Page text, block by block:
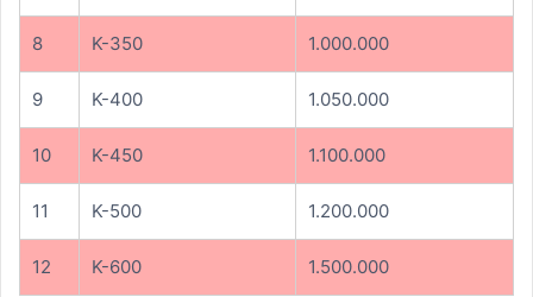
8 K-350 1.000.000
9 K-400 1.050.000
10 K-450 1.100.000
11 K-500 1.200.000
12 K-600 1.500.000